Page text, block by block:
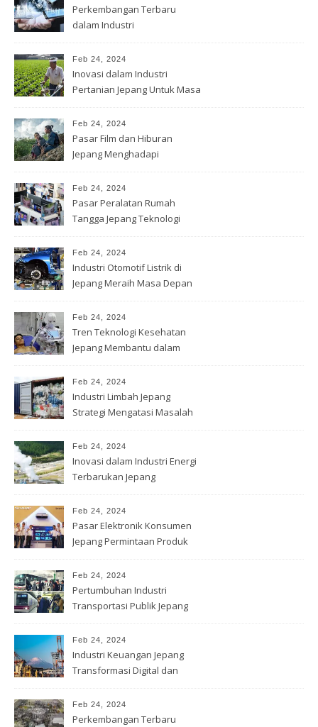
Perkembangan Terbaru
dalam Industri
Feb 24, 2024
Inovasi dalam Industri
Pertanian Jepang Untuk Masa
Feb 24, 2024
Pasar Film dan Hiburan
Jepang Menghadapi
Feb 24, 2024
Pasar Peralatan Rumah
Tangga Jepang Teknologi
Feb 24, 2024
Industri Otomotif Listrik di
Jepang Meraih Masa Depan
Feb 24, 2024
Tren Teknologi Kesehatan
Jepang Membantu dalam
Feb 24, 2024
Industri Limbah Jepang
Strategi Mengatasi Masalah
Feb 24, 2024
Inovasi dalam Industri Energi
Terbarukan Jepang
Feb 24, 2024
Pasar Elektronik Konsumen
Jepang Permintaan Produk
Feb 24, 2024
Pertumbuhan Industri
Transportasi Publik Jepang
Feb 24, 2024
Industri Keuangan Jepang
Transformasi Digital dan
Feb 24, 2024
Perkembangan Terbaru